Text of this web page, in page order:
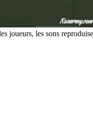
joueurs, les sons